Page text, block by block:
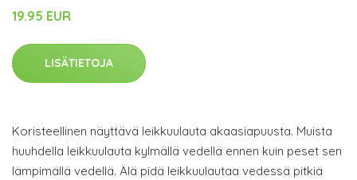
19.95 EUR
LISÄTIETOJA
Koristeellinen näyttävä leikkuulauta akaasiapuusta. Muista
huuhdella leikkuulauta kylmällä vedellä ennen kuin peset sen
lämpimällä vedellä. Älä pidä leikkuulautaa vedessä pitkiä